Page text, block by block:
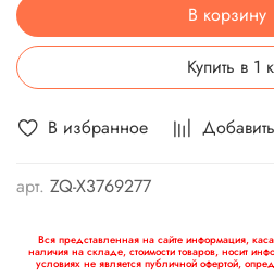
В избранное
арт. ZQ-X3769277
В корзину
Купить в 1
Вся представленная на сайте информация,
наличия на складе, стоимости товаров, носит
условиях не является публичной офертой,